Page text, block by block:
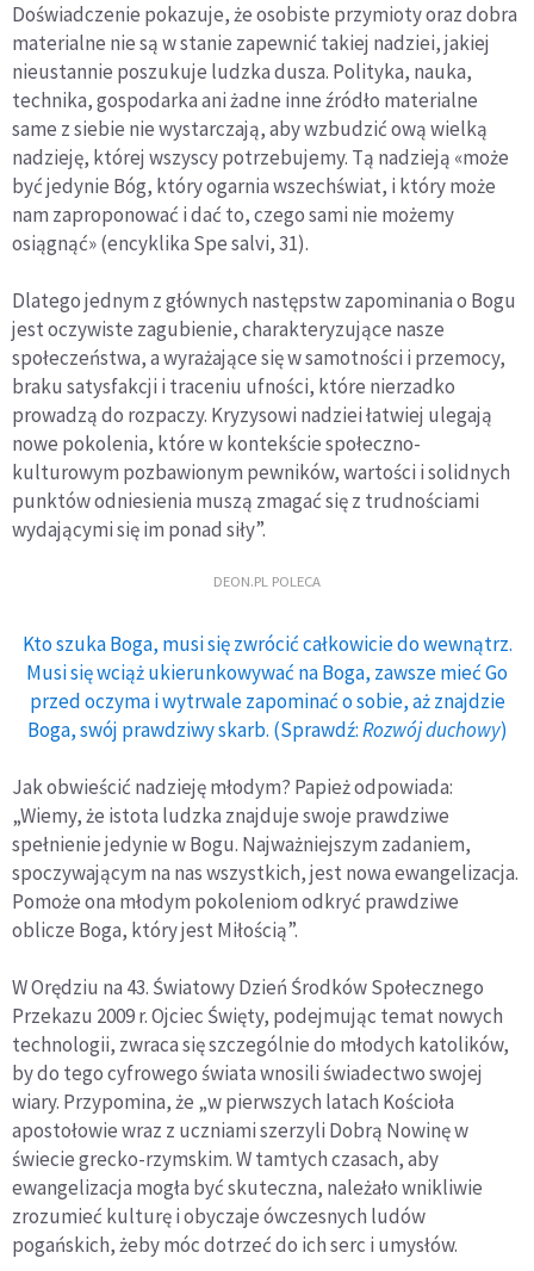
Doświadczenie pokazuje, że osobiste przymioty oraz dobra
materialne nie są w stanie zapewnić takiej nadziei, jakiej
nieustannie poszukuje ludzka dusza. Polityka, nauka,
technika, gospodarka ani żadne inne źródło materialne
same z siebie nie wystarczają, aby wzbudzić ową wielką
nadzieję, której wszyscy potrzebujemy. Tą nadzieją «może
być jedynie Bóg, który ogarnia wszechświat, i który może
nam zaproponować i dać to, czego sami nie możemy
osiągnąć» (encyklika Spe salvi, 31).
Dlatego jednym z głównych następstw zapominania o Bogu
jest oczywiste zagubienie, charakteryzujące nasze
społeczeństwa, a wyrażające się w samotności i przemocy,
braku satysfakcji i traceniu ufności, które nierzadko
prowadzą do rozpaczy. Kryzysowi nadziei łatwiej ulegają
nowe pokolenia, które w kontekście społeczno-
kulturowym pozbawionym pewników, wartości i solidnych
punktów odniesienia muszą zmagać się z trudnościami
wydającymi się im ponad siły”.
DEON.PL POLECA
Kto szuka Boga, musi się zwrócić całkowicie do wewnątrz.
Musi się wciąż ukierunkowywać na Boga, zawsze mieć Go
przed oczyma i wytrwale zapominać o sobie, aż znajdzie
Boga, swój prawdziwy skarb. (Sprawdź:Rozwój duchowy)
Jak obwieścić nadzieję młodym? Papież odpowiada:
„Wiemy, że istota ludzka znajduje swoje prawdziwe
spełnienie jedynie w Bogu. Najważniejszym zadaniem,
spoczywającym na nas wszystkich, jest nowa ewangelizacja.
Pomoże ona młodym pokoleniom odkryć prawdziwe
oblicze Boga, który jest Miłością”.
W Orędziu na 43. Światowy Dzień Środków Społecznego
Przekazu 2009 r. Ojciec Święty, podejmując temat nowych
technologii, zwraca się szczególnie do młodych katolików,
by do tego cyfrowego świata wnosili świadectwo swojej
wiary. Przypomina, że „w pierwszych latach Kościoła
apostołowie wraz z uczniami szerzyli Dobrą Nowinę w
świecie grecko-rzymskim. W tamtych czasach, aby
ewangelizacja mogła być skuteczna, należało wnikliwie
zrozumieć kulturę i obyczaje ówczesnych ludów
pogańskich, żeby móc dotrzeć do ich serc i umysłów.